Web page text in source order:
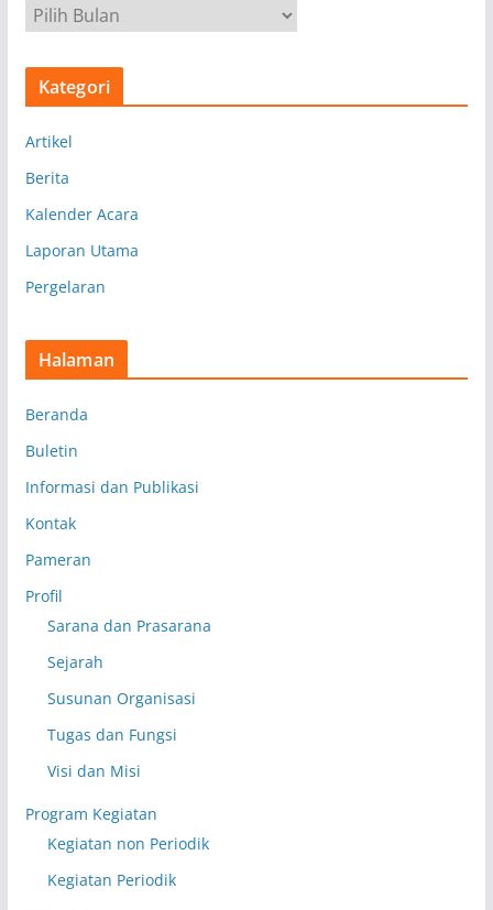
r
s
Kategori
Artikel
Berita
Kalender Acara
Laporan Utama
Pergelaran
Halaman
Beranda
Buletin
Informasi dan Publikasi
Kontak
Pameran
Profil
Sarana dan Prasarana
Sejarah
Susunan Organisasi
Tugas dan Fungsi
Visi dan Misi
Program Kegiatan
Kegiatan non Periodik
Kegiatan Periodik